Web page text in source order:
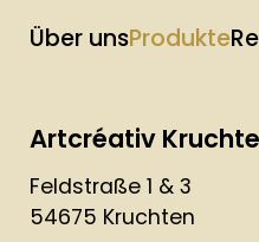
Artcréativ
Feldstraße 1 & 3
54675 Kruchten
Über unsProdukte